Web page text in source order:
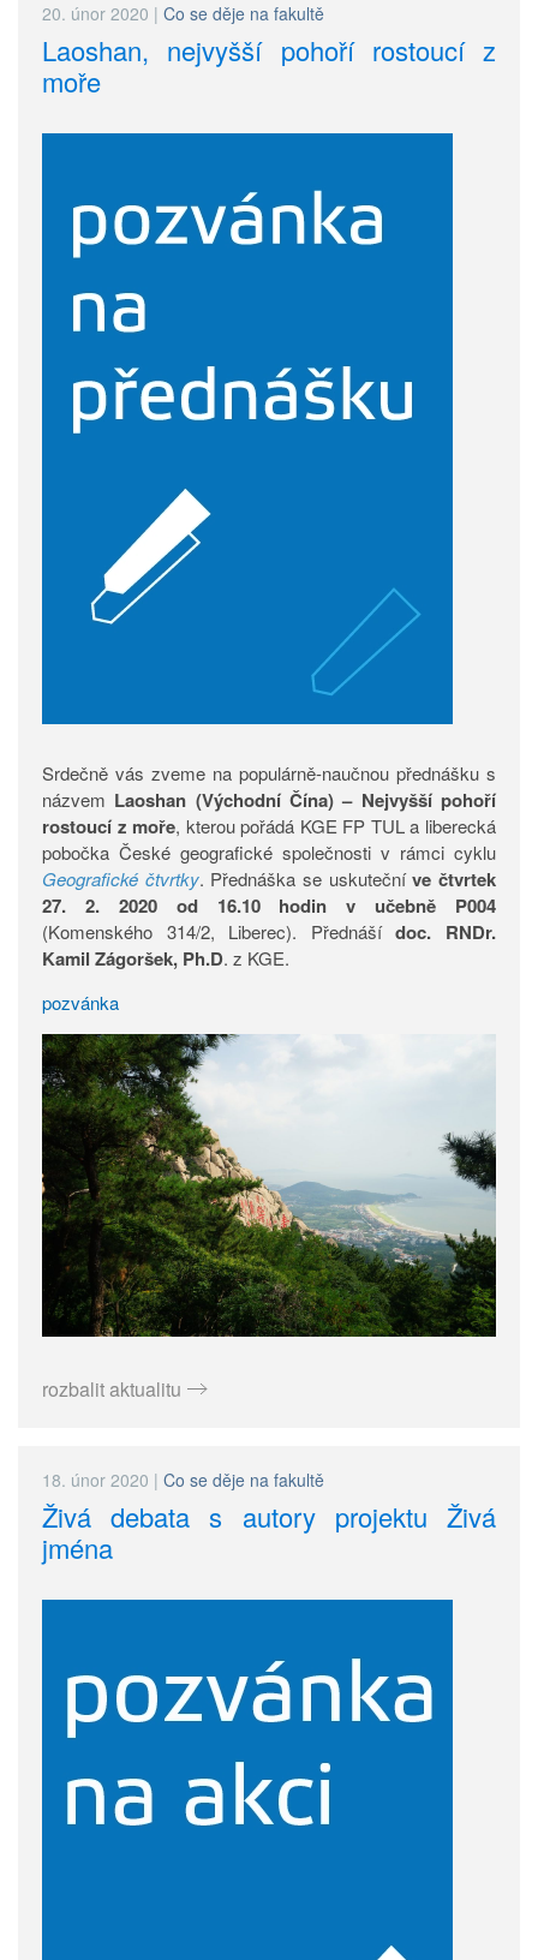
20. únor 2020 | Co se děje na fakultě
Laoshan, nejvyšší pohoří rostoucí z
moře
Srdečně vás zveme na populárně-naučnou přednášku s
názvem Laoshan (Východní Čína) – Nejvyšší pohoří
rostoucí z moře, kterou pořádá KGE FP TUL a liberecká
pobočka České geografické společnosti v rámci cyklu
Geografické čtvrtky. Přednáška se uskutečníve čtvrtek
27. 2. 2020 od 16.10 hodin v učebně P004
(Komenského 314/2, Liberec). Přednášídoc. RNDr.
Kamil Zágoršek, Ph.D. z KGE.
pozvánka
rozbalit aktualitu
18. únor 2020 | Co se děje na fakultě
Živá debata s autory projektu Živá
jména